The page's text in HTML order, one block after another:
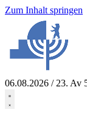
Zum Inhalt springen
06.08.2026 / 23. Av